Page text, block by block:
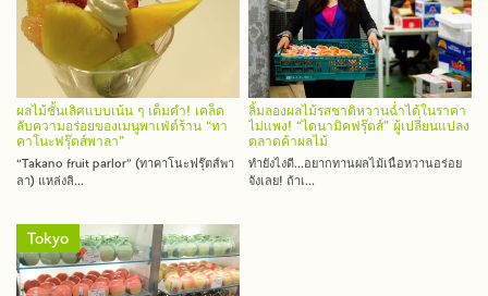
ผลไม้ชั้นเลิศแบบเน้น ๆ เต็มคำ! เคล็ด
ลับความอร่อยของเมนูพาเฟ่ต์ร้าน “ทา
คาโนะฟรุ๊ตส์พาลา”
“Takano fruit parlor” (ทาคาโนะฟรุ๊ตส์พา
ลา) แหล่งลิ...
ลิ้มลองผลไม้รสชาติหวานฉ่ำได้ในราคา
ไม่แพง! “ไดนามิคฟรุ๊ตส์” ผู้เปลี่ยนแปลง
ตลาดค้าผลไม้
ทำยังไงดี...อยากทานผลไม้เนื้อหวานอร่อย
จังเลย! ถ้าเ...
Tokyo